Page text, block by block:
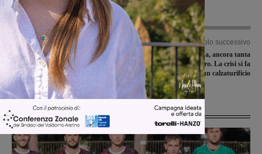
Articolo precedente
Sicurezza, attive altre sette nuove
telecamere di videosorveglianza
Articolo successivo
Manifatturiero e moda, ancora tanta
incertezza per il futuro. La crisi si fa
sentire: chiude un calzaturificio
Ultime Notizie